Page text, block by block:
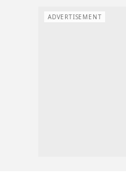
ADVERTISEMENT